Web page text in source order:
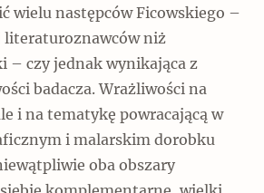
wielu następców Ficowskiego –
literaturoznawców niż
– czy jednak wynikająca z
badacza. Wrażliwości na
i na tematykę powracającą w
i malarskim dorobku
oba obszary